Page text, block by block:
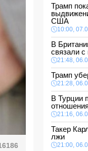
Трамп
США
10:00,
В
связали
21:48,
Трамп
21:28,
В Турции
21:16,
Такер
лжи
21:00,